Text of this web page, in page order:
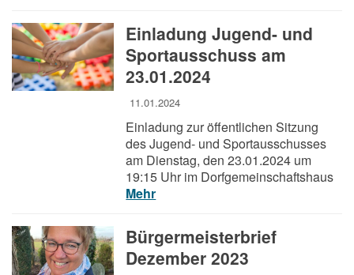
Einladung Jugend- und
Sportausschuss am
23.01.2024
11.01.2024
Einladung zur öffentlichen Sitzung
des Jugend- und Sportausschusses
am Dienstag, den 23.01.2024 um
19:15 Uhr im Dorfgemeinschaftshaus
Mehr
Bürgermeisterbrief
Dezember 2023